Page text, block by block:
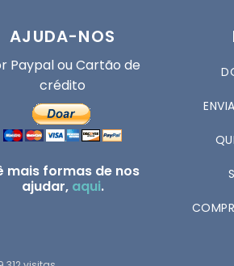
AJUDA-NOS
Paypal ou Cartão de
crédito
mais formas de nos
ajudar, aqui.